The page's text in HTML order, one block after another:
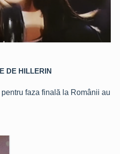
DE HILLERIN
faza finală la Românii au